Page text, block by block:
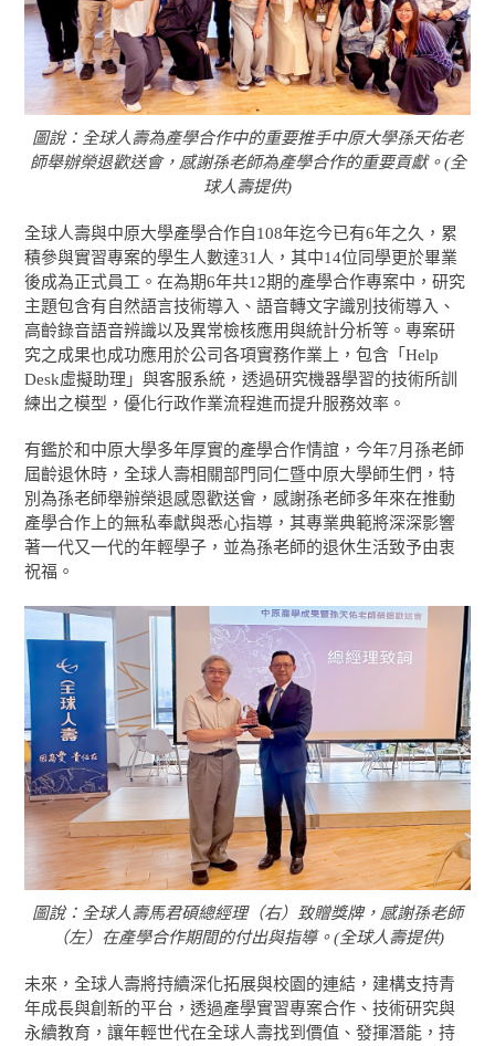
圖說：全球人壽為產學合作中的重要推手中原大學孫天佑老
師舉辦榮退歡送會，感謝孫老師為產學合作的重要貢獻。(全
球人壽提供)
全球人壽與中原大學產學合作自108年迄今已有6年之久，累
積參與實習專案的學生人數達31人，其中14位同學更於畢業
後成為正式員工。在為期6年共12期的產學合作專案中，研究
主題包含有自然語言技術導入、語音轉文字識別技術導入、
高齡錄音語音辨識以及異常檢核應用與統計分析等。專案研
究之成果也成功應用於公司各項實務作業上，包含「Help
Desk虛擬助理」與客服系統，透過研究機器學習的技術所訓
練出之模型，優化行政作業流程進而提升服務效率。
有鑑於和中原大學多年厚實的產學合作情誼，今年7月孫老師
屆齡退休時，全球人壽相關部門同仁暨中原大學師生們，特
別為孫老師舉辦榮退感恩歡送會，感謝孫老師多年來在推動
產學合作上的無私奉獻與悉心指導，其專業典範將深深影響
著一代又一代的年輕學子，並為孫老師的退休生活致予由衷
祝福。
圖說：全球人壽馬君碩總經理（右）致贈獎牌，感謝孫老師
（左）在產學合作期間的付出與指導。(全球人壽提供)
未來，全球人壽將持續深化拓展與校園的連結，建構支持青
年成長與創新的平台，透過產學實習專案合作、技術研究與
永續教育，讓年輕世代在全球人壽找到價值、發揮潛能，持